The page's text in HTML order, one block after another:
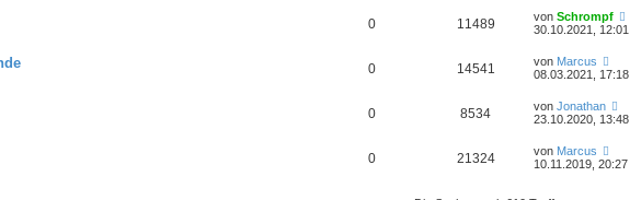
0 11489 von Schrompf
30.10.2021, 12:01
0 14541 von Marcus
08.03.2021, 17:18
0 8534 von Jonathan
23.10.2020, 13:48
0 21324 von Marcus
10.11.2019, 20:27